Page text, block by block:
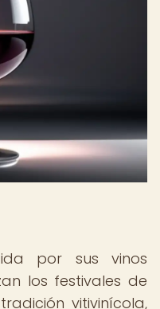
por sus vinos
los festivales de
vitivinícola,